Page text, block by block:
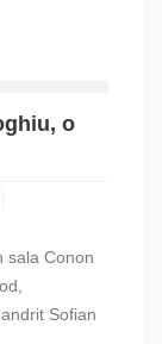
o
sala Conon
Sofian